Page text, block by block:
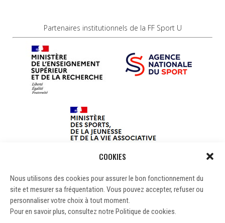
COOKIES
Nous utilisons des cookies pour assurer le bon fonctionnement du
site et mesurer sa fréquentation. Vous pouvez accepter, refuser ou
personnaliser votre choix à tout moment.
Pour en savoir plus, consultez notre Politique de cookies.
Partenaires institutionnels de la FF Sport U